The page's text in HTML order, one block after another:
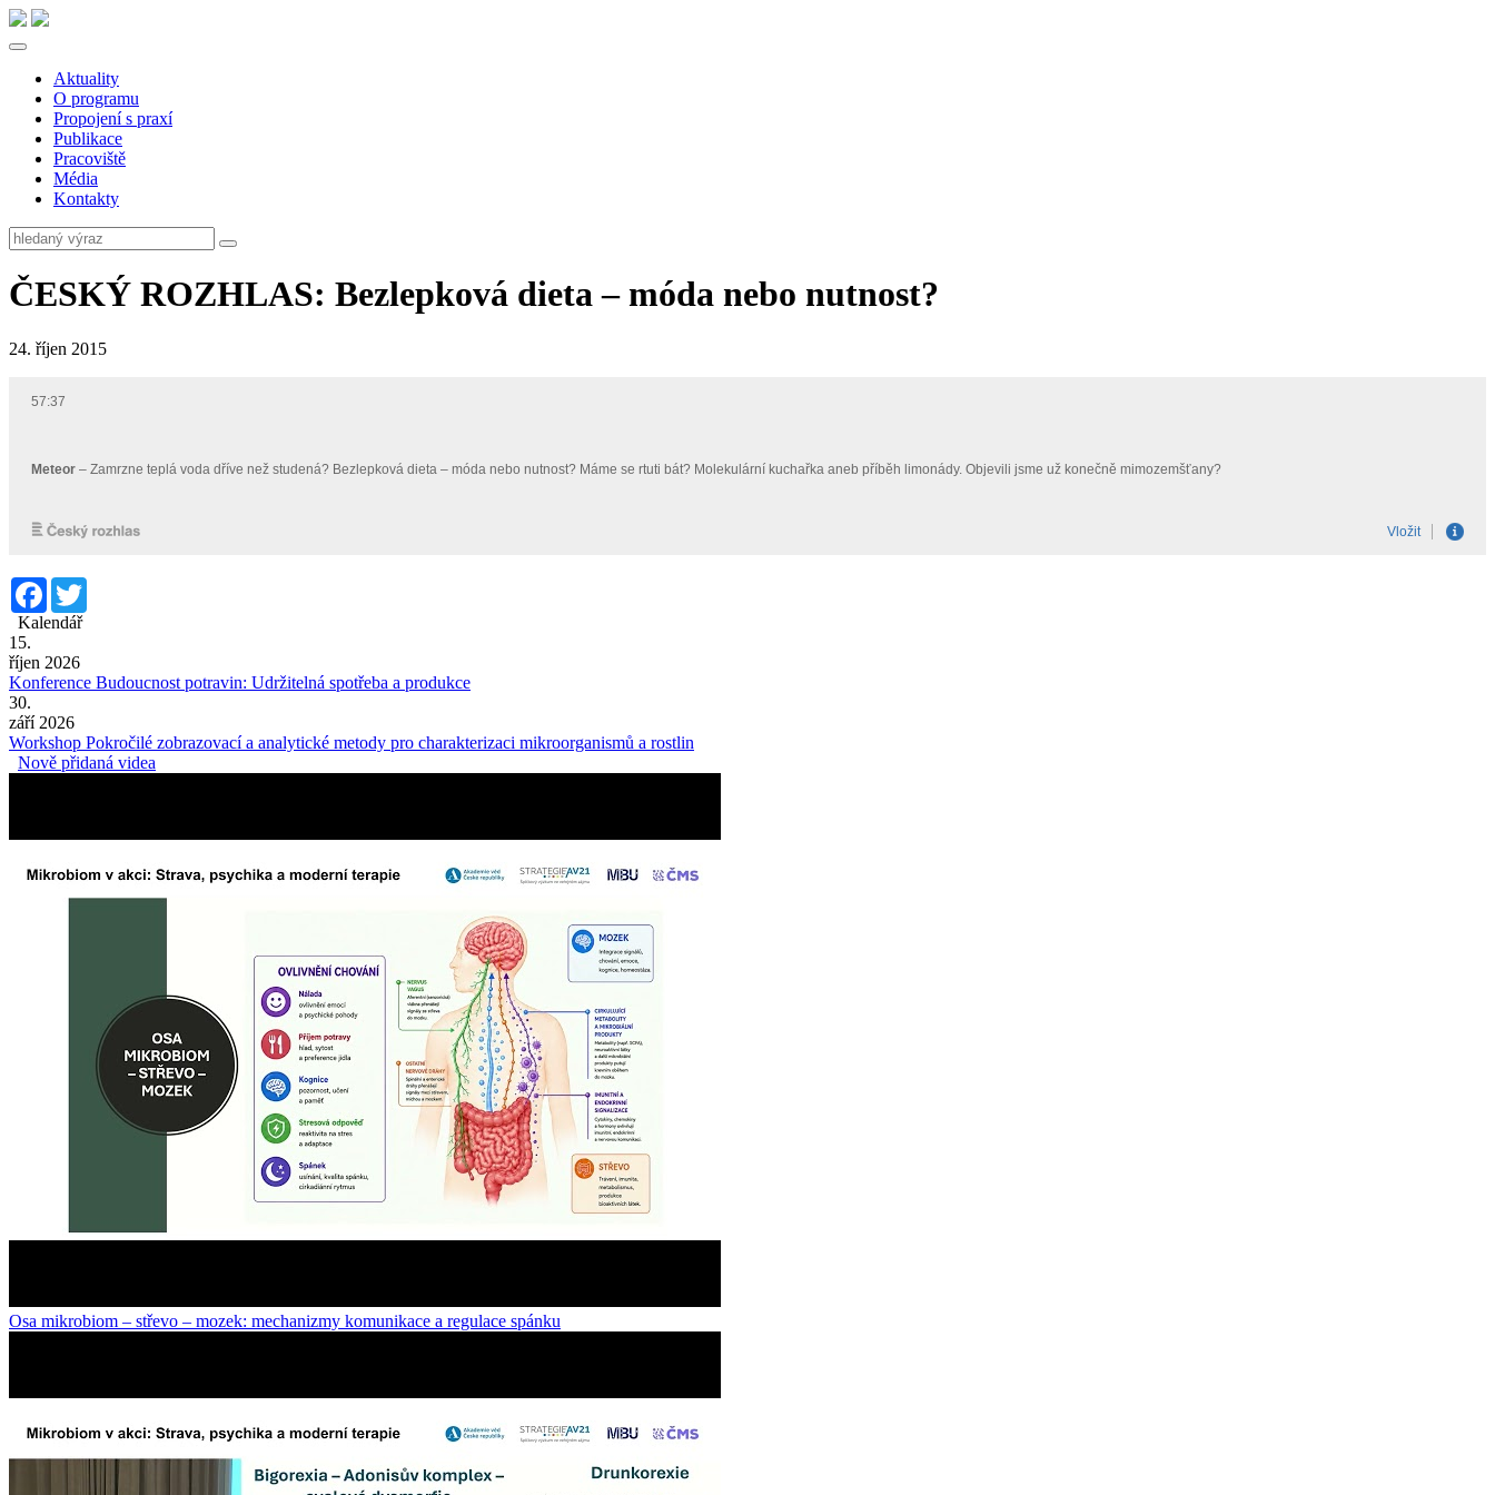
Aktuality
O programu
Propojení s praxí
Publikace
Pracoviště
Média
Kontakty
ČESKÝ ROZHLAS: Bezlepková dieta – móda nebo nutnost?
24. říjen 2015
Facebook
Kalendář
15.
říjen 2026
Konference Budoucnost potravin: Udržitelná spotřeba a produkce
30.
září 2026
Workshop Pokročilé zobrazovací a analytické metody pro charakterizaci mikroorganismů a rostlin
Nově přidaná videa
Osa mikrobiom – střevo – mozek: mechanizmy komunikace a regulace spánku